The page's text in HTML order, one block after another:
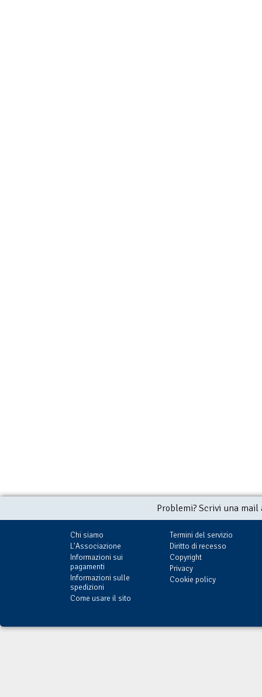
Problemi? Scrivi una
Chi siamo
L'Associazione
Informazioni sui
pagamenti
Informazioni sulle
spedizioni
Come usare il sito
Termini del servizio
Diritto di recesso
Copyright
Privacy
Cookie policy